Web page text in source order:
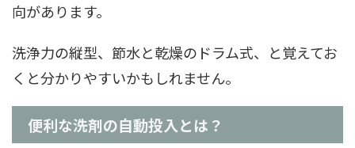
向があります。
洗浄力の縦型、節水と乾燥のドラム式、と覚えてお
くと分かりやすいかもしれません。
便利な洗剤の自動投入とは？